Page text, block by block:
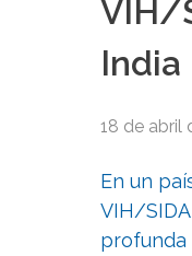
VIH/
India
18 de abril
En un
VIH/
profunda